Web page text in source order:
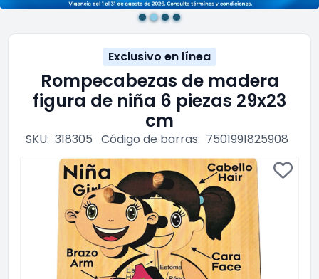
Exclusivo en línea
Rompecabezas de madera
figura de niña 6 piezas 29x23
cm
SKU: 318305 Código de barras: 7501991825908